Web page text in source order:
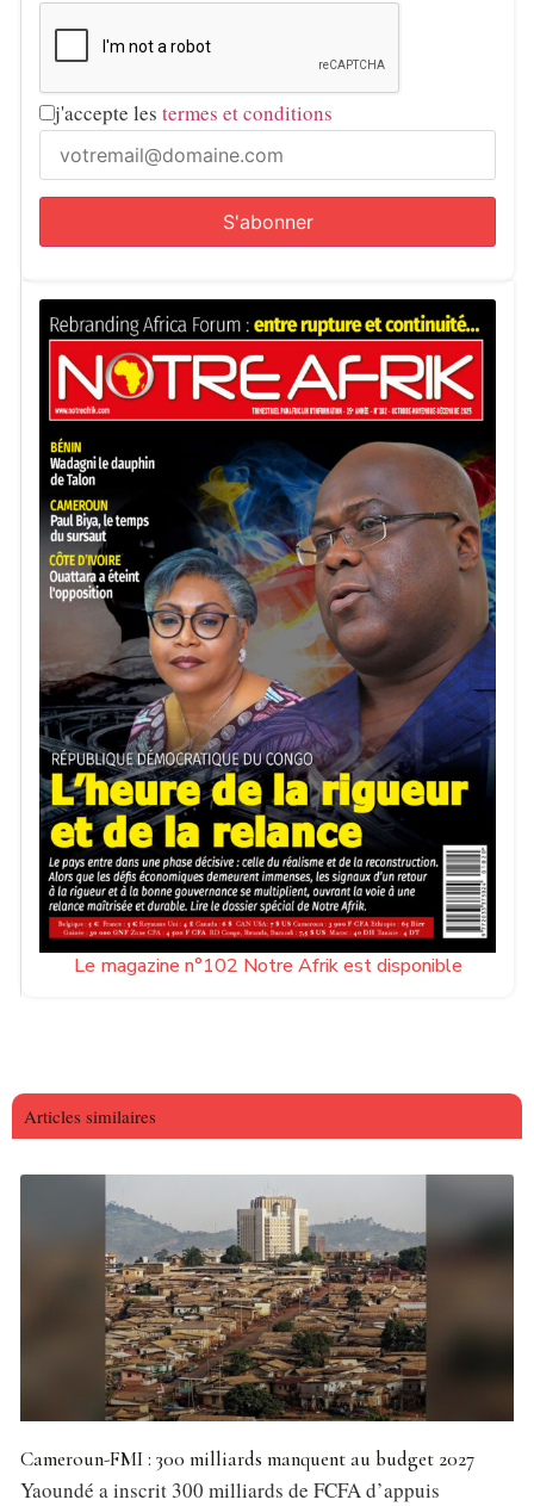
j'accepte les termes et conditions
Le magazine n°102 Notre Afrik est disponible
Articles similaires
Cameroun-FMI : 300 milliards manquent au budget 2027
Yaoundé a inscrit 300 milliards de FCFA d’appuis